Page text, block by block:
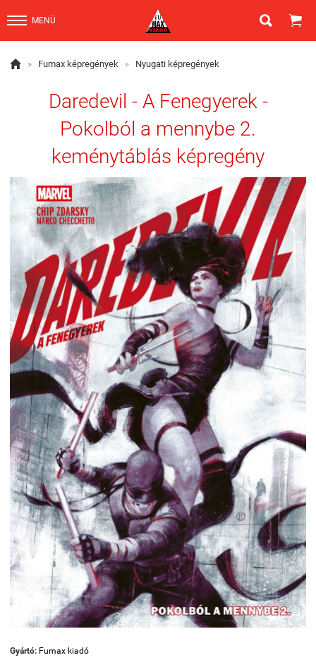
MENÜ  
 » Fumax képregények » Nyugati képregények
Daredevil - A Fenegyerek -
Pokolból a mennybe 2.
keménytáblás képregény
Gyártó: Fumax kiadó